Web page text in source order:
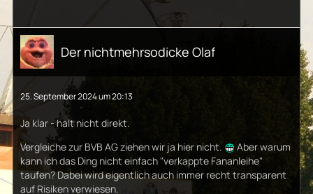
Der nichtmehrsodicke Olaf
25. September 2024 um 20:13
Ja klar - halt nicht direkt.
Vergleiche zur BVB AG ziehen wir ja hier nicht.
Aber warum
kann ich das Ding nicht einfach "verkappte Fananleihe"
taufen? Dabei wird eigentlich auch immer recht transparent
auf Risiken verwiesen.